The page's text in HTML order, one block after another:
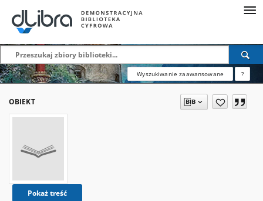
Wyszukiwanie zaawansowane ?
OBIEKT
Pokaż treść